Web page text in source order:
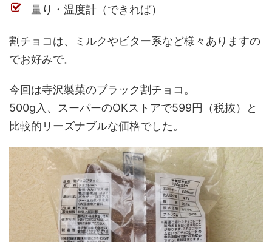
量り・温度計（できれば）
割チョコは、ミルクやビター系など様々ありますの
でお好みで。
今回は寺沢製菓のブラック割チョコ。
500g入、スーパーのOKストアで599円（税抜）と
比較的リーズナブルな価格でした。